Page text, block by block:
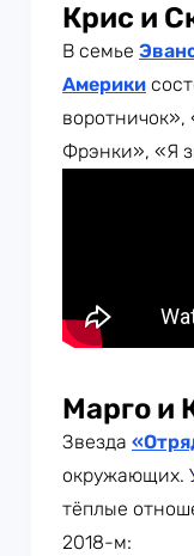
Крис и
В семье
Америки
Фрэнки», «Я
Марго и
Звезда
окружающих.
тёплые
2018-м: